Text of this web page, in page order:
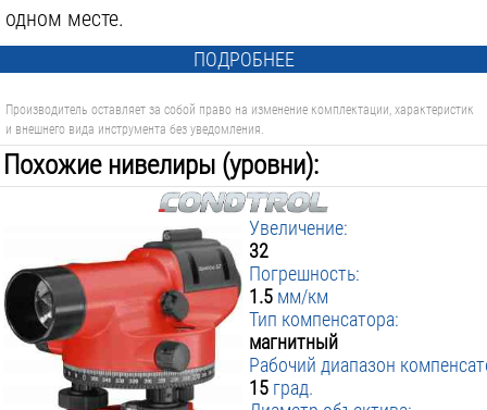
одном месте.
ПОДРОБНЕЕ
Производитель оставляет за собой право на изменение комплектации, характеристик
и внешнего вида инструмента без уведомления.
Похожие нивелиры (уровни):
Увеличение:
32
Погрешность:
1.5 мм/км
Тип компенсатора:
магнитный
Рабочий диапазон
15 град.